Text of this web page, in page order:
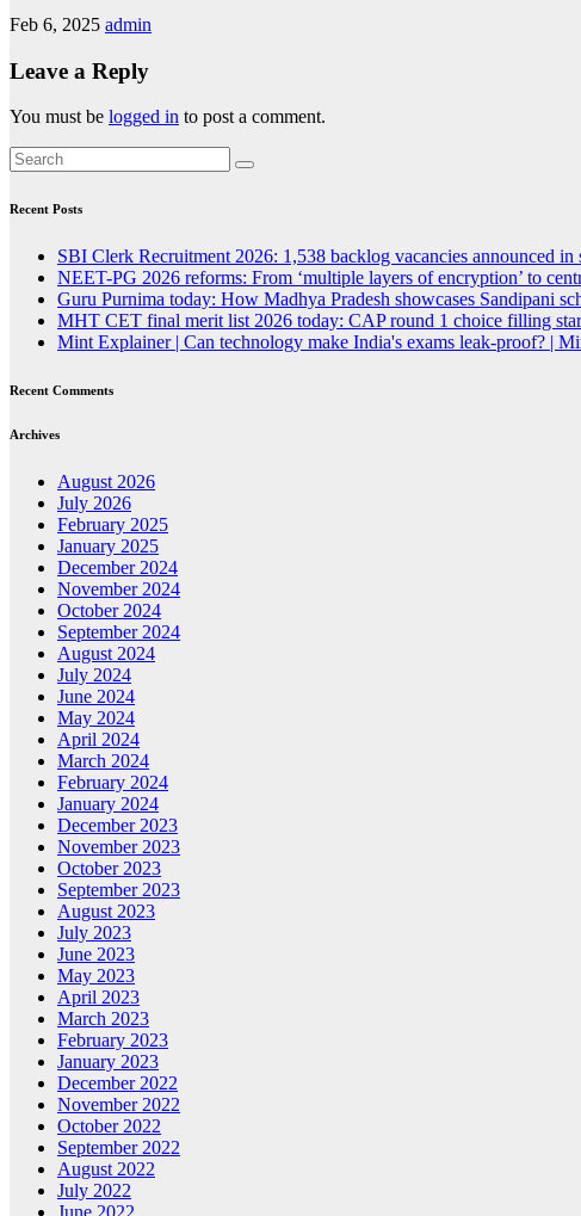
Feb 6, 2025 admin
Leave a Reply
You must be logged in to post a comment.
Recent Posts
SBI Clerk Recruitment 2026: 1,538 backlog vacancies announced
NEET-PG 2026 reforms: From ‘multiple layers of encryption’ to
Guru Purnima today: How Madhya Pradesh showcases Sandipani
MHT CET final merit list 2026 today: CAP round 1 choice filling
Mint Explainer | Can technology make India's exams leak-proof? |
Recent Comments
Archives
August 2026
July 2026
February 2025
January 2025
December 2024
November 2024
October 2024
September 2024
August 2024
July 2024
June 2024
May 2024
April 2024
March 2024
February 2024
January 2024
December 2023
November 2023
October 2023
September 2023
August 2023
July 2023
June 2023
May 2023
April 2023
March 2023
February 2023
January 2023
December 2022
November 2022
October 2022
September 2022
August 2022
July 2022
June 2022